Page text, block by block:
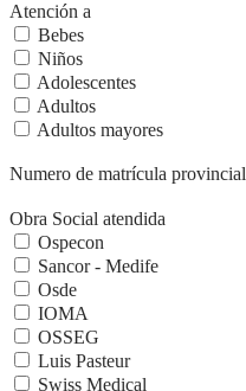
Atención a
Bebes
Niños
Adolescentes
Adultos
Adultos mayores
Numero de matrícula provincial
Obra Social atendida
Ospecon
Sancor - Medife
Osde
IOMA
OSSEG
Luis Pasteur
Swiss Medical